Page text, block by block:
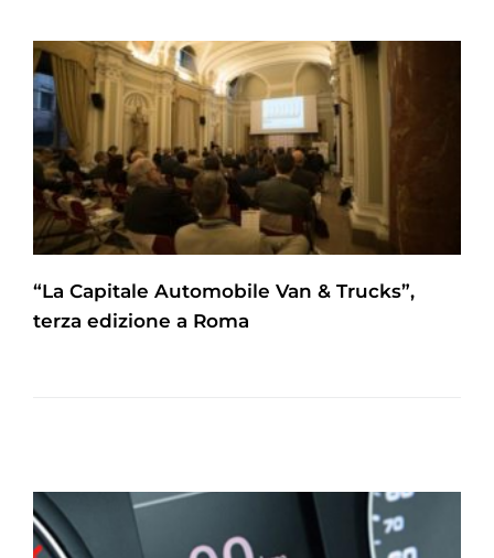
“La Capitale Automobile Van & Trucks”,
terza edizione a Roma